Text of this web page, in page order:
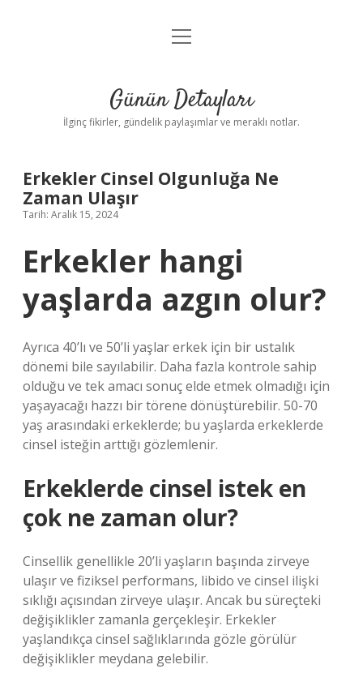
Gizlilik Politikası
Yasal Uyarı
menüyü
Günün Detayları
İlginç fikirler, gündelik paylaşımlar ve meraklı notlar.
Erkekler Cinsel Olgunluğa Ne
Zaman Ulaşır
Tarih: Aralık 15, 2024
Erkekler hangi
yaşlarda azgın olur?
Ayrıca 40’lı ve 50’li yaşlar erkek için bir ustalık
dönemi bile sayılabilir. Daha fazla kontrole sahip
olduğu ve tek amacı sonuç elde etmek olmadığı için
yaşayacağı hazzı bir törene dönüştürebilir. 50-70
yaş arasındaki erkeklerde; bu yaşlarda erkeklerde
cinsel isteğin arttığı gözlemlenir.
Erkeklerde cinsel istek en
çok ne zaman olur?
Cinsellik genellikle 20’li yaşların başında zirveye
ulaşır ve fiziksel performans, libido ve cinsel ilişki
sıklığı açısından zirveye ulaşır. Ancak bu süreçteki
değişiklikler zamanla gerçekleşir. Erkekler
yaşlandıkça cinsel sağlıklarında gözle görülür
değişiklikler meydana gelebilir.